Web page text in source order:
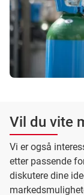
Vil du vite
Vi er også
etter passende
diskutere dine